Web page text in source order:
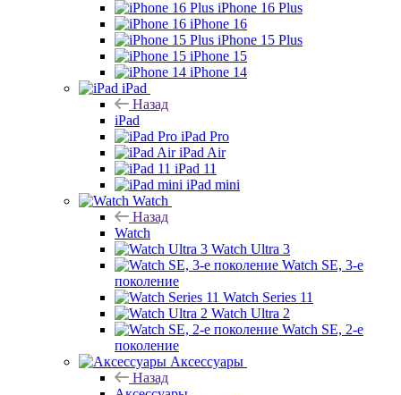
iPhone 16 Plus
iPhone 16
iPhone 15 Plus
iPhone 15
iPhone 14
iPad
Назад
iPad
iPad Pro
iPad Air
iPad 11
iPad mini
Watch
Назад
Watch
Watch Ultra 3
Watch SE, 3-е
поколение
Watch Series 11
Watch Ultra 2
Watch SE, 2-е
поколение
Аксессуары
Назад